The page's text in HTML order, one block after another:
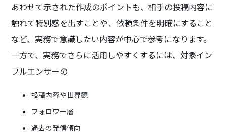
あわせて示された作成のポイントも、相手の投稿内容に
触れて特別感を出すことや、依頼条件を明確にすること
など、実務で意識したい内容が中心で参考になります。
一方で、実務でさらに活用しやすくするには、対象イン
フルエンサーの
投稿内容や世界観
フォロワー層
過去の発信傾向